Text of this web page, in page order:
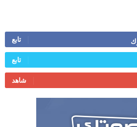
تابع
تابع
شاهد